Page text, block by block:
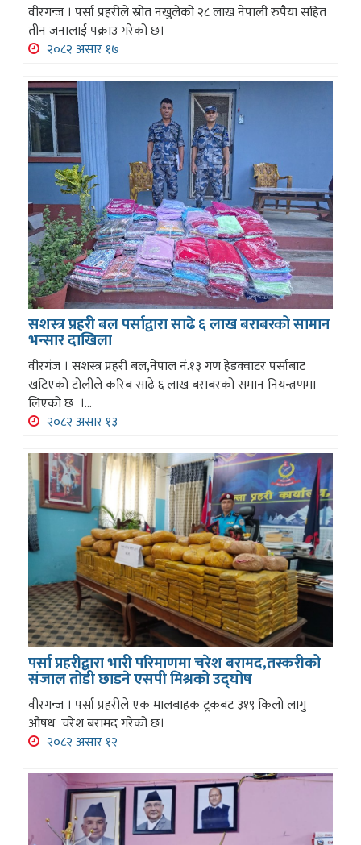
वीरगन्ज । पर्सा प्रहरीले स्रोत नखुलेको २८ लाख नेपाली रुपैया सहित
तीन जनालाई पक्राउ गरेको छ।
२०८२ असार १७
सशस्त्र प्रहरी बल पर्साद्वारा साढे ६ लाख बराबरको सामान
भन्सार दाखिला
वीरगंज । सशस्त्र प्रहरी बल,नेपाल नं.१३ गण हेडक्वाटर पर्साबाट
खटिएको टोलीले करिब साढे ६ लाख बराबरको समान नियन्त्रणमा
लिएको छ ।...
२०८२ असार १३
पर्सा प्रहरीद्वारा भारी परिमाणमा चरेश बरामद,तस्करीको
संजाल तोडी छाडने एसपी मिश्रको उद्घोष
वीरगन्ज । पर्सा प्रहरीले एक मालबाहक ट्रकबट ३१९ किलो लागु
औषध चरेश बरामद गरेको छ।
२०८२ असार १२